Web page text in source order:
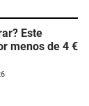
Este
menos de 4 €